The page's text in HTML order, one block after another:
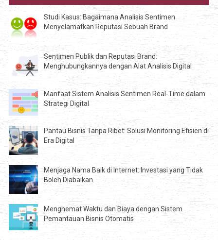
Studi Kasus: Bagaimana Analisis Sentimen
Menyelamatkan Reputasi Sebuah Brand
Sentimen Publik dan Reputasi Brand:
Menghubungkannya dengan Alat Analisis Digital
Manfaat Sistem Analisis Sentimen Real-Time dalam
Strategi Digital
Pantau Bisnis Tanpa Ribet: Solusi Monitoring Efisien di
Era Digital
Menjaga Nama Baik di Internet: Investasi yang Tidak
Boleh Diabaikan
Menghemat Waktu dan Biaya dengan Sistem
Pemantauan Bisnis Otomatis